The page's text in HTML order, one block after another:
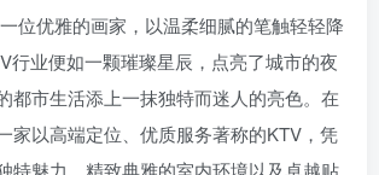
位优雅的画家，以温柔细腻的笔触轻轻降
行业便如一颗璀璨星辰，点亮了城市的夜
都市生活添上一抹独特而迷人的亮色。在
家以高端定位、优质服务著称的KTV，凭
特魅力、精致典雅的室内环境以及卓越贴